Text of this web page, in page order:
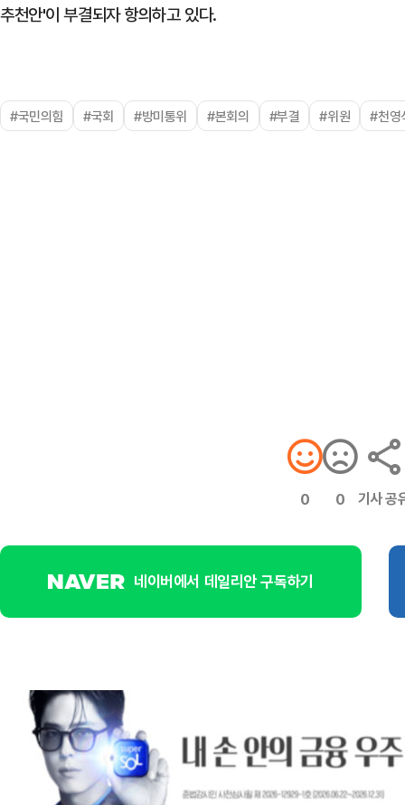
추천안'이 부결되자 항의하고 있다.
#국민의힘 #국회 #방미통위 #본회의 #부결 #위원 #천영
0 0 기사 공
네이버에서 데일리안 구독하기